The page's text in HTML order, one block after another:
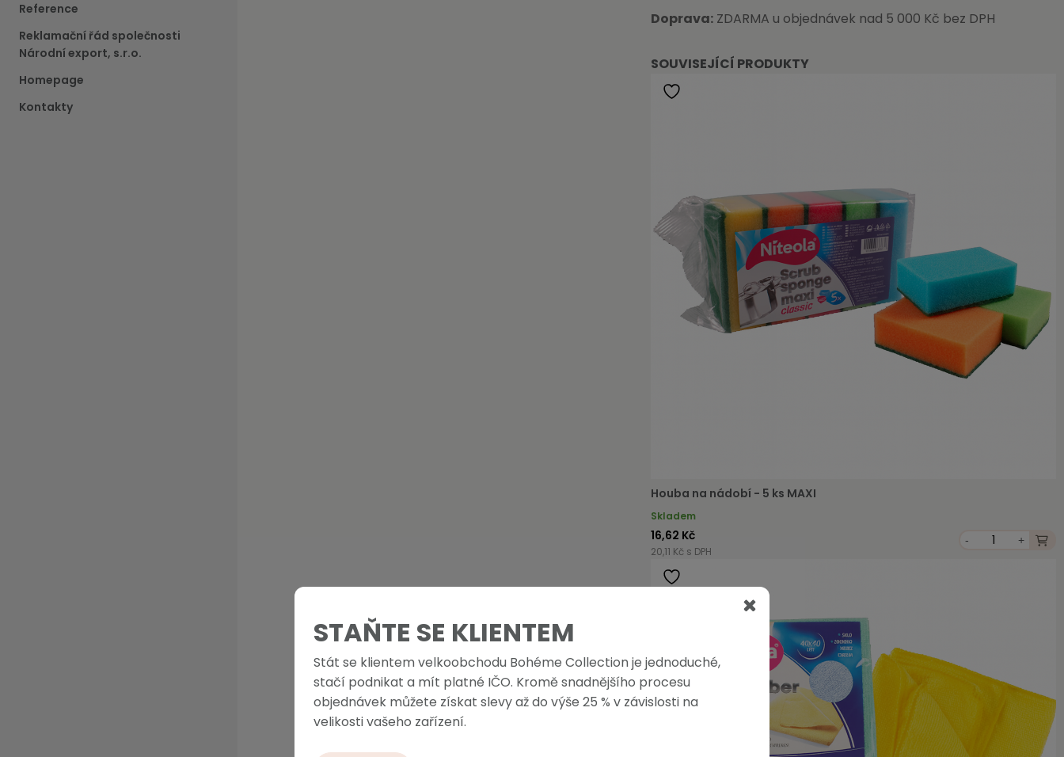
Reference
Reklamační řád společnosti
Národní export, s.r.o.
Homepage
Kontakty
Doprava: ZDARMA u objednávek nad 5 000 Kč bez DPH
SOUVISEJÍCÍ PRODUKTY
Houba na nádobí - 5 ks MAXI
Skladem
16,62 Kč
20,11 Kč s DPH
- +
STAŇTE SE KLIENTEM
Stát se klientem velkoobchodu Bohéme Collection je jednoduché,
stačí podnikat a mít platné IČO. Kromě snadnějšího procesu
objednávek můžete získat slevy až do výše 25 % v závislosti na
velikosti vašeho zařízení.